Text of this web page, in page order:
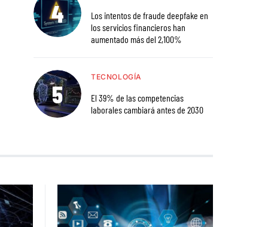
Los intentos de fraude deepfake en
los servicios financieros han
aumentado más del 2,100%
TECNOLOGÍA
El 39% de las competencias
laborales cambiará antes de 2030